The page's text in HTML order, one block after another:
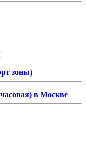
зоны)
в Москве